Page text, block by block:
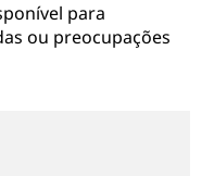
para
ou preocupações